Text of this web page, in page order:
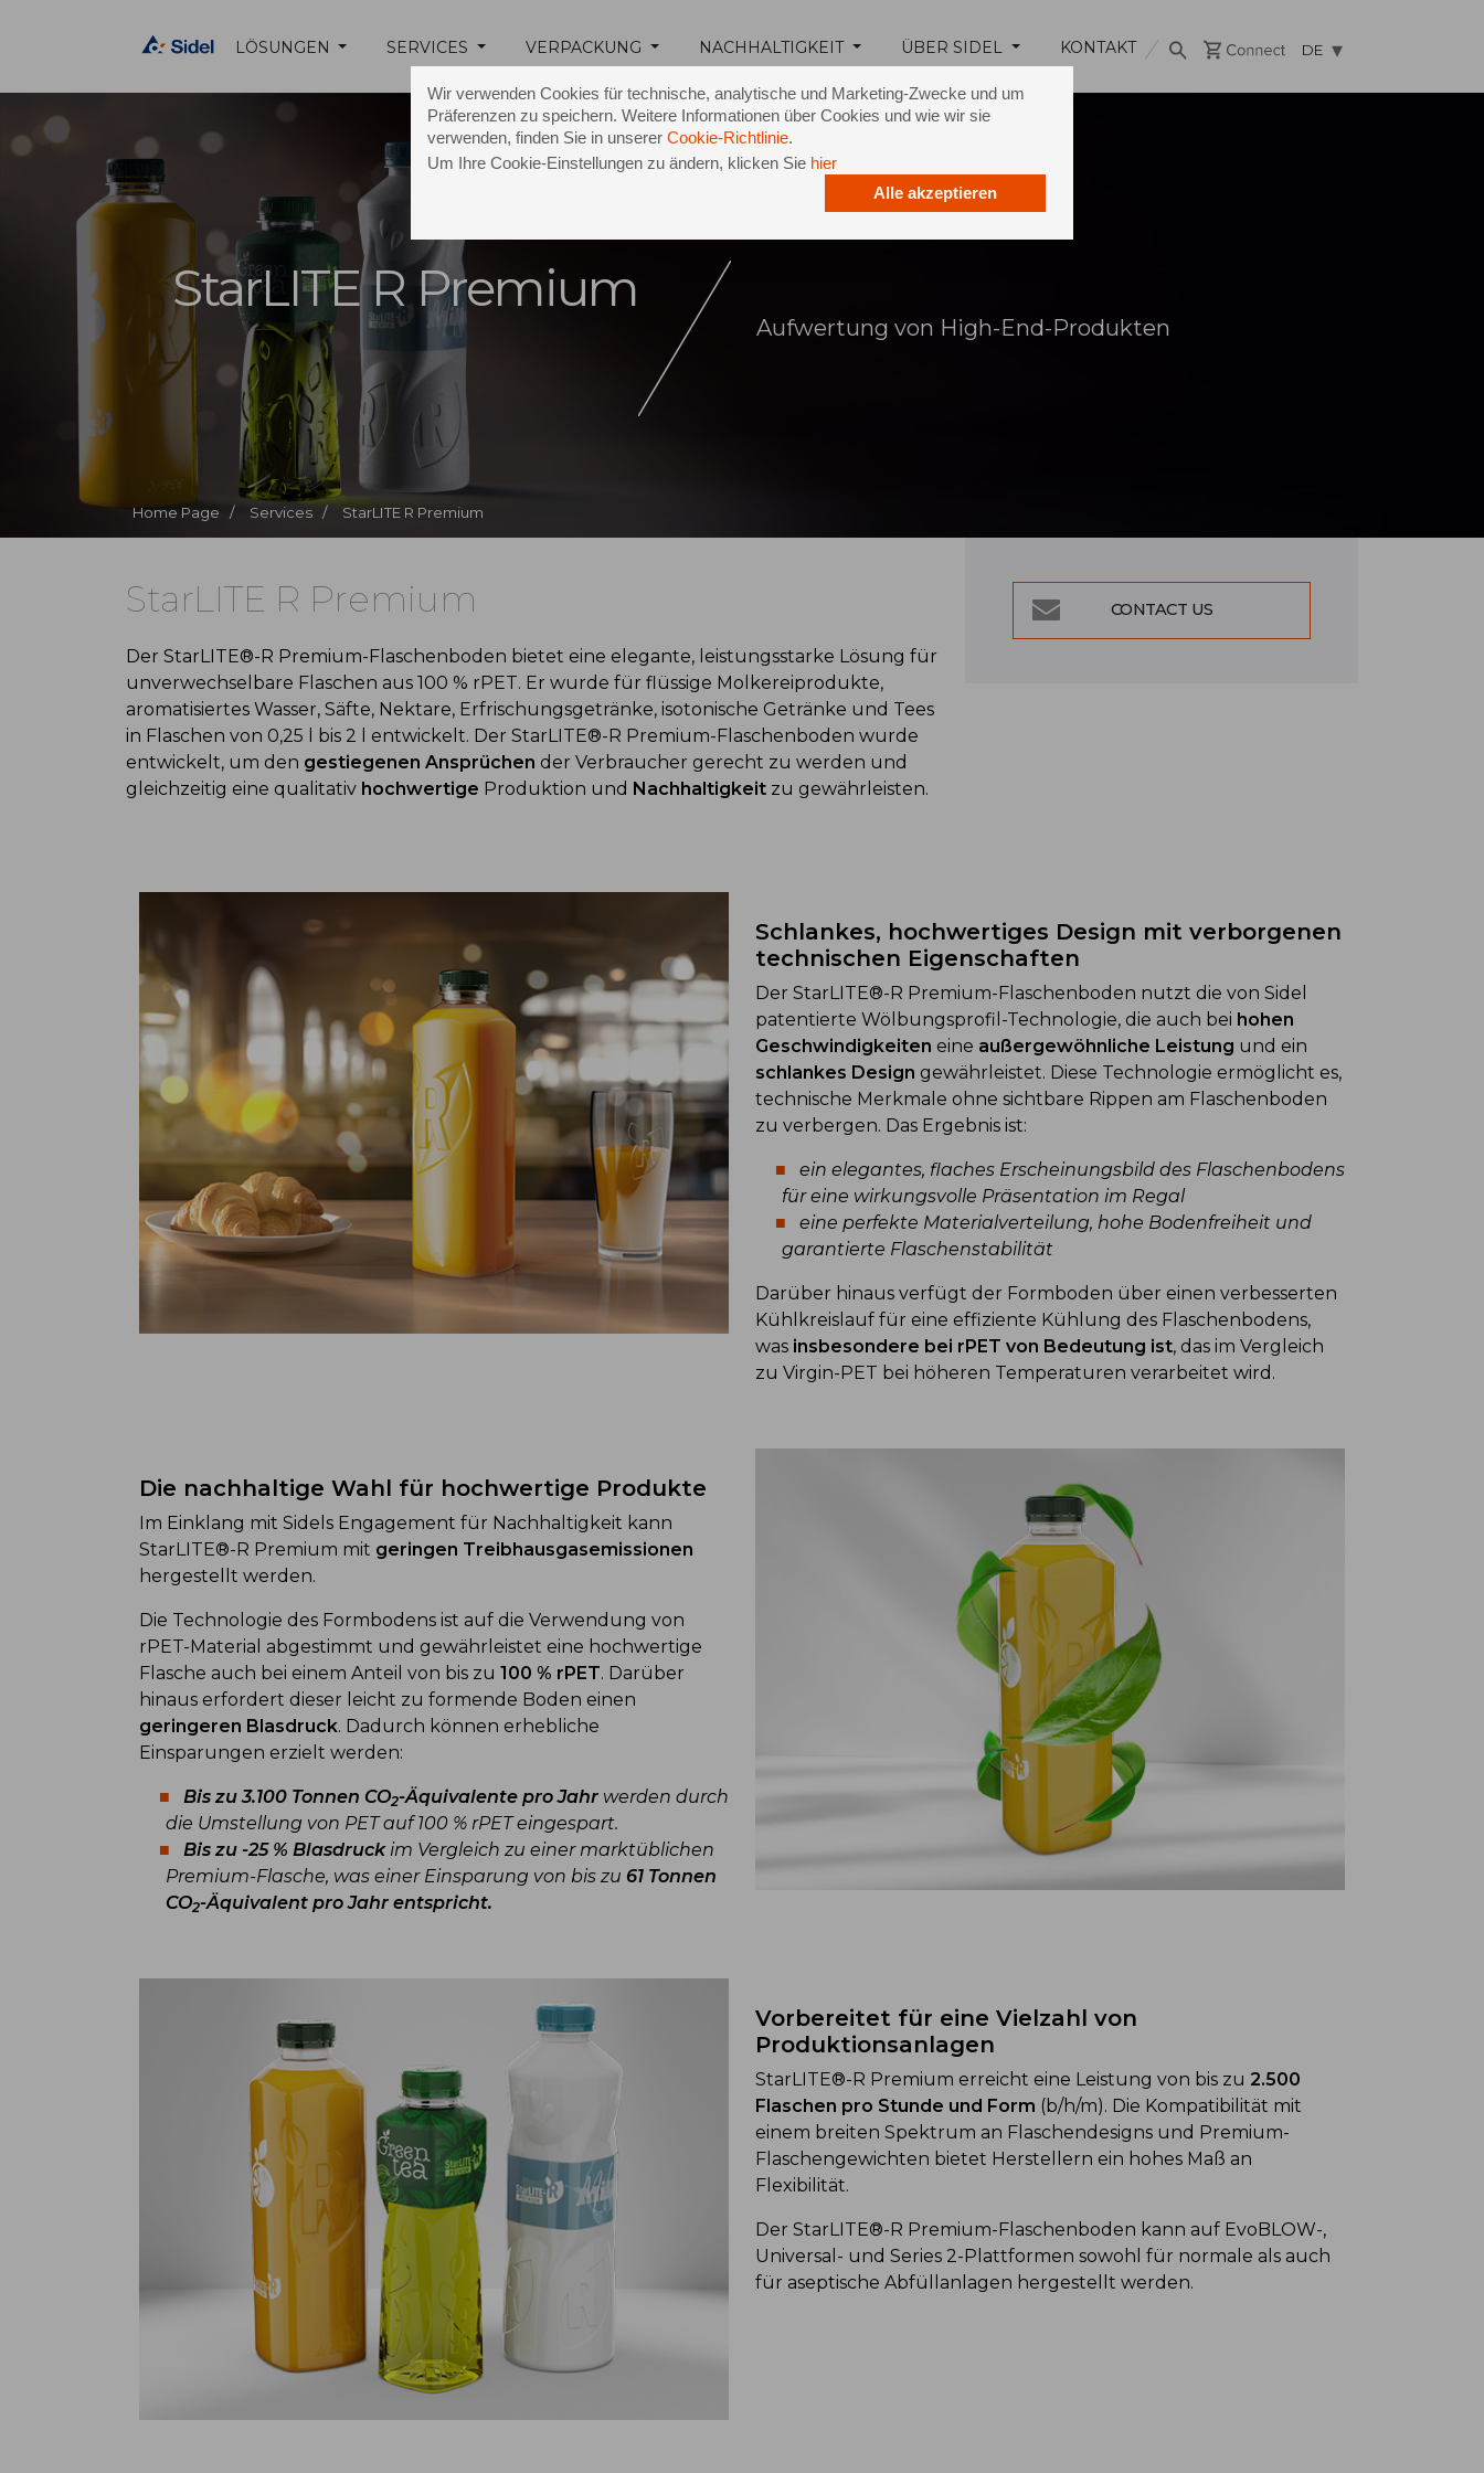
Wir verwenden Cookies für technische, analytische und Marketing-Zwecke und um
Präferenzen zu speichern. Weitere Informationen über Cookies und wie wir sie
verwenden, finden Sie in unserer Cookie-Richtlinie.
Um Ihre Cookie-Einstellungen zu ändern, klicken Sie hier
Alle akzeptieren
LÖSUNGEN SERVICES VERPACKUNG NACHHALTIGKEIT ÜBER SIDEL KONTAKT DE
Home Page / Services / StarLITE R Premium
StarLITE R Premium
Aufwertung von High-End-Produkten
StarLITE R Premium
Der StarLITE®-R Premium-Flaschenboden bietet eine elegante, leistungsstarke Lösung für
unverwechselbare Flaschen aus 100 % rPET. Er wurde für flüssige Molkereiprodukte,
aromatisiertes Wasser, Säfte, Nektare, Erfrischungsgetränke, isotonische Getränke und Tees
in Flaschen von 0,25 l bis 2 l entwickelt. Der StarLITE®-R Premium-Flaschenboden wurde
entwickelt, um den gestiegenen Ansprüchen der Verbraucher gerecht zu werden und
gleichzeitig eine qualitativ hochwertige Produktion und Nachhaltigkeit zu gewährleisten.
CONTACT US
Schlankes, hochwertiges Design mit verborgenen
technischen Eigenschaften
Der StarLITE®-R Premium-Flaschenboden nutzt die von Sidel
patentierte Wölbungsprofil-Technologie, die auch bei hohen
Geschwindigkeiten eine außergewöhnliche Leistung und ein
schlankes Design gewährleistet. Diese Technologie ermöglicht es,
technische Merkmale ohne sichtbare Rippen am Flaschenboden
zu verbergen. Das Ergebnis ist:
ein elegantes, flaches Erscheinungsbild des Flaschenbodens
für eine wirkungsvolle Präsentation im Regal
eine perfekte Materialverteilung, hohe Bodenfreiheit und
garantierte Flaschenstabilität
Darüber hinaus verfügt der Formboden über einen verbesserten
Kühlkreislauf für eine effiziente Kühlung des Flaschenbodens,
was insbesondere bei rPET von Bedeutung ist, das im Vergleich
zu Virgin-PET bei höheren Temperaturen verarbeitet wird.
Die nachhaltige Wahl für hochwertige Produkte
Im Einklang mit Sidels Engagement für Nachhaltigkeit kann
StarLITE®-R Premium mit geringen Treibhausgasemissionen
hergestellt werden.
Die Technologie des Formbodens ist auf die Verwendung von
rPET-Material abgestimmt und gewährleistet eine hochwertige
Flasche auch bei einem Anteil von bis zu 100 % rPET. Darüber
hinaus erfordert dieser leicht zu formende Boden einen
geringeren Blasdruck. Dadurch können erhebliche
Einsparungen erzielt werden:
Bis zu 3.100 Tonnen CO2-Äquivalente pro Jahrwerden durch
die Umstellung von PET auf 100 % rPET eingespart.
Bis zu -25 % Blasdruckim Vergleich zu einer marktüblichen
Premium-Flasche, was einer Einsparung von bis zu 61 Tonnen
CO2-Äquivalent pro Jahr entspricht.
Vorbereitet für eine Vielzahl von
Produktionsanlagen
StarLITE®-R Premium erreicht eine Leistung von bis zu 2.500
Flaschen pro Stunde und Form (b/h/m). Die Kompatibilität mit
einem breiten Spektrum an Flaschendesigns und Premium-
Flaschengewichten bietet Herstellern ein hohes Maß an
Flexibilität.
Der StarLITE®-R Premium-Flaschenboden kann auf EvoBLOW-,
Universal- und Series 2-Plattformen sowohl für normale als auch
für aseptische Abfüllanlagen hergestellt werden.